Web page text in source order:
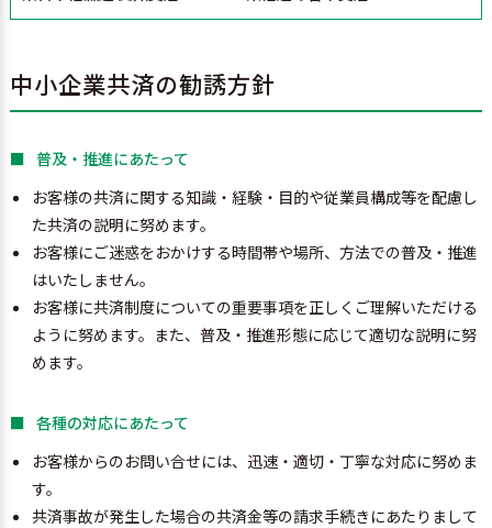
中小企業共済の勧誘方針
普及・推進にあたって
お客様の共済に関する知識・経験・目的や従業員構成等を配慮し
た共済の説明に努めます。
お客様にご迷惑をおかけする時間帯や場所、方法での普及・推進
はいたしません。
お客様に共済制度についての重要事項を正しくご理解いただける
ように努めます。また、普及・推進形態に応じて適切な説明に努
めます。
各種の対応にあたって
お客様からのお問い合せには、迅速・適切・丁寧な対応に努めま
す。
共済事故が発生した場合の共済金等の請求手続きにあたりまして